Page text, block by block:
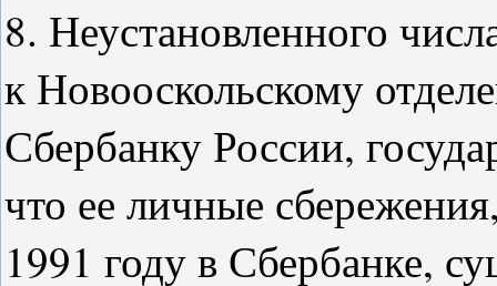
8. Неустановленного
к Новооскольскому
Сбербанку России,
что ее личные
1991 году в Сбербанке,